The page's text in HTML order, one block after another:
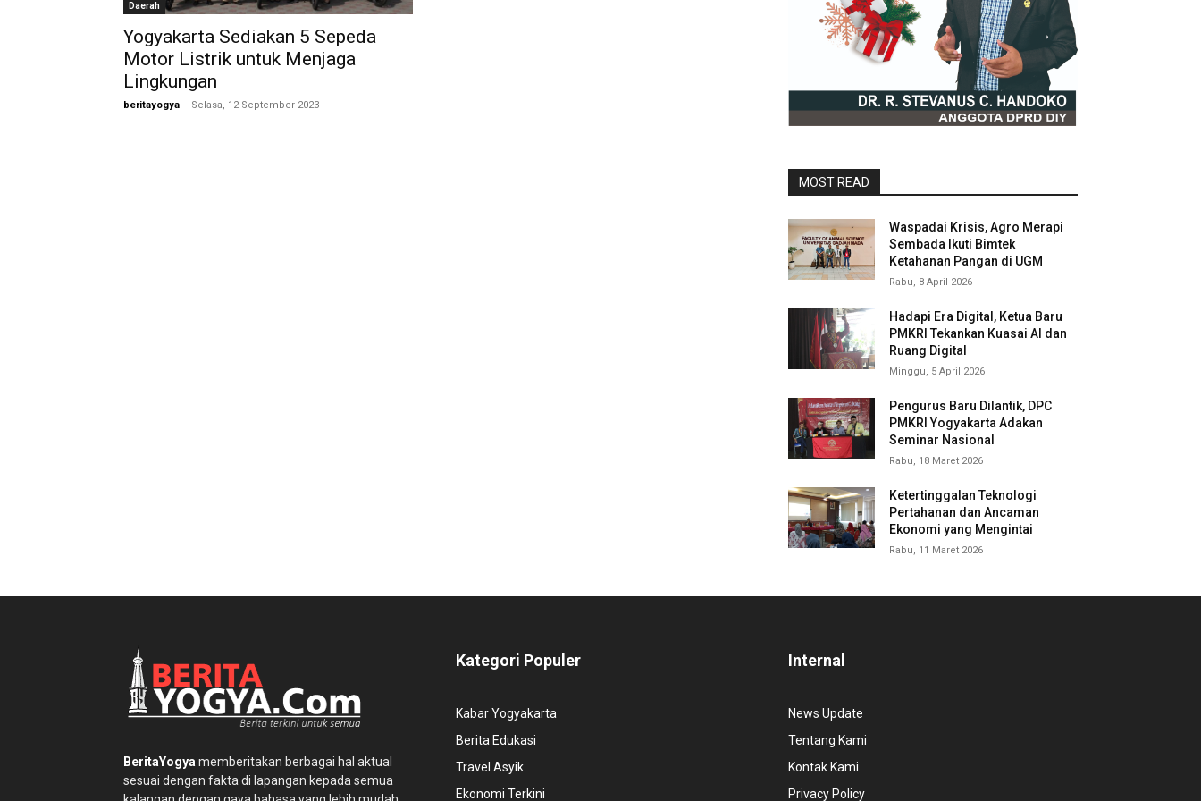
Daerah
Yogyakarta Sediakan 5 Sepeda
Motor Listrik untuk Menjaga
Lingkungan
beritayogya - Selasa, 12 September 2023
MOST READ
Waspadai Krisis, Agro Merapi
Sembada Ikuti Bimtek
Ketahanan Pangan di UGM
Rabu, 8 April 2026
Hadapi Era Digital, Ketua Baru
PMKRI Tekankan Kuasai AI dan
Ruang Digital
Minggu, 5 April 2026
Pengurus Baru Dilantik, DPC
PMKRI Yogyakarta Adakan
Seminar Nasional
Rabu, 18 Maret 2026
Ketertinggalan Teknologi
Pertahanan dan Ancaman
Ekonomi yang Mengintai
Rabu, 11 Maret 2026
BeritaYogya memberitakan berbagai hal aktual
sesuai dengan fakta di lapangan kepada semua
Kategori Populer
Kabar Yogyakarta
Berita Edukasi
Travel Asyik
Ekonomi Terkini
Internal
News Update
Tentang Kami
Kontak Kami
Privacy Policy